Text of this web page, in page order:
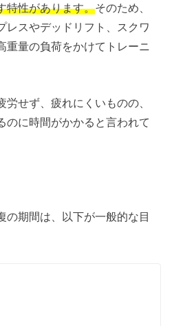
特性があります。そのため、
レスやデッドリフト、スクワ
重量の負荷をかけてトレーニ
せず、疲れにくいものの、
のに時間がかかると言われて
の期間は、以下が一般的な目